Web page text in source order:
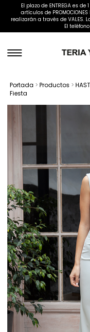
El plazo de ENTREGA es de
artículos de PROMOCIONES
realizarán a través de VALES.
El
Portada > Productos >
Fiesta